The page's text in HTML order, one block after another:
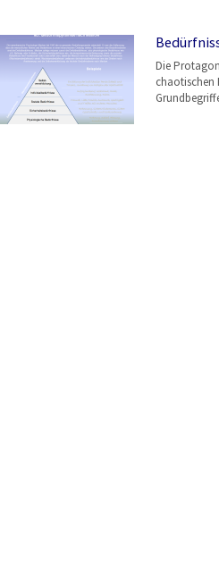
Die
chaotischen